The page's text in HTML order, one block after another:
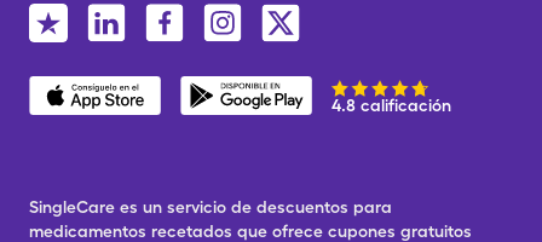
4.8 calificación
SingleCare es un servicio de descuentos para
medicamentos recetados que ofrece cupones gratuitos